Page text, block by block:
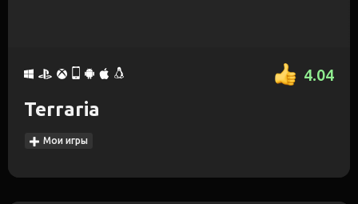
4.04
Terraria
Мои игры